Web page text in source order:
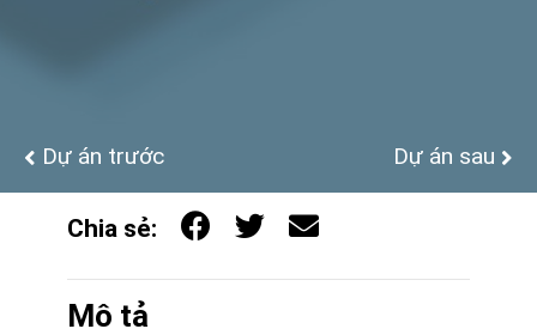
Dự án trước Dự án sau
Chia sẻ:
Mô tả